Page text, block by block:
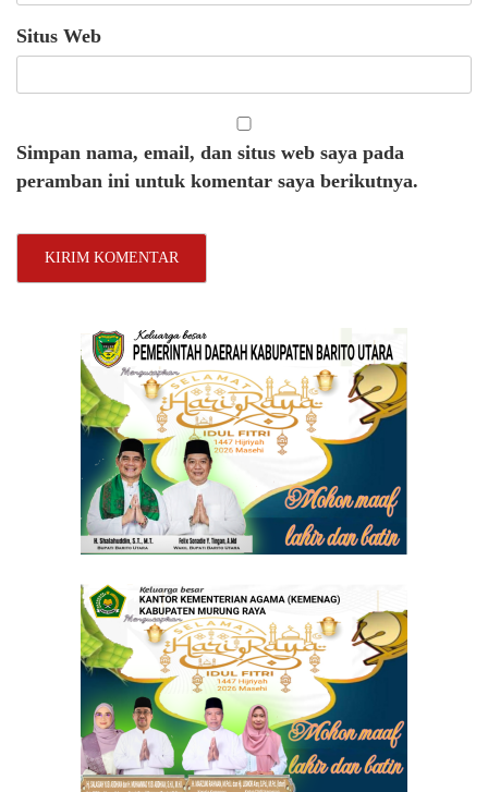
Situs Web
Simpan nama, email, dan situs web saya pada
peramban ini untuk komentar saya berikutnya.